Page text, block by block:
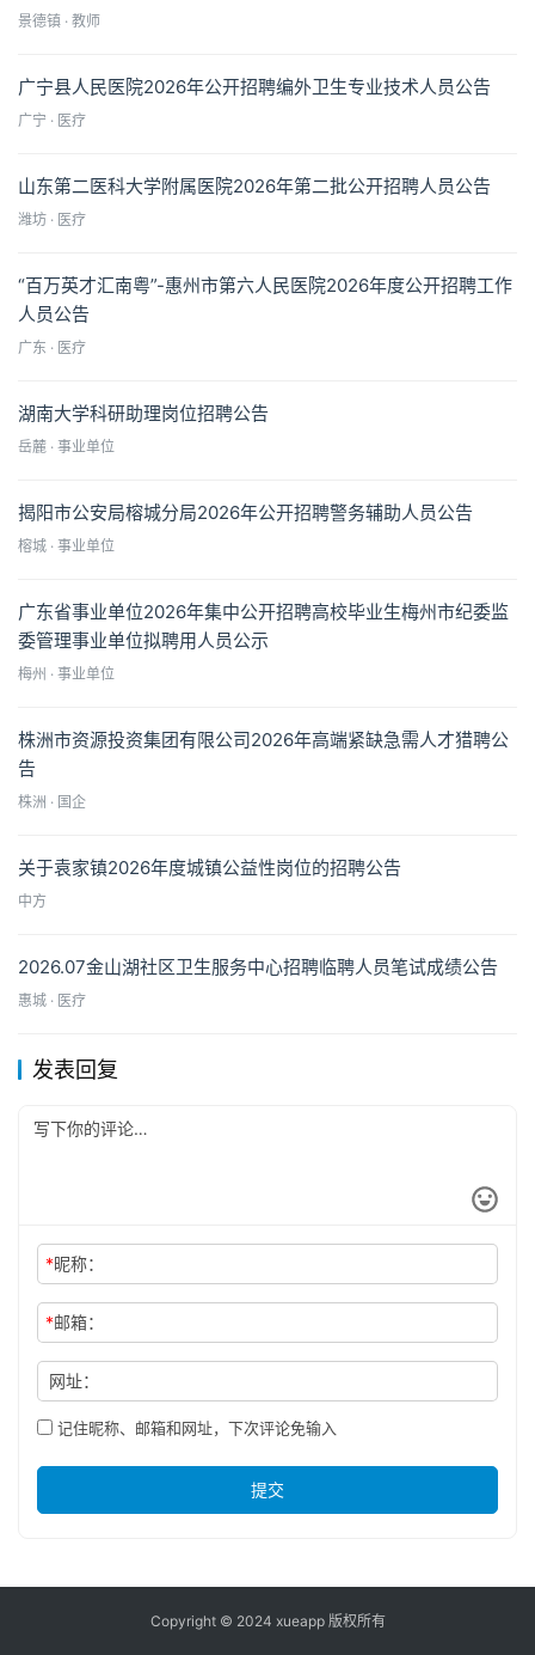
景德镇 · 教师
广宁县人民医院2026年公开招聘编外卫生专业技术人员公告
广宁 · 医疗
山东第二医科大学附属医院2026年第二批公开招聘人员公告
潍坊 · 医疗
“百万英才汇南粤”-惠州市第六人民医院2026年度公开招聘工作
人员公告
广东 · 医疗
湖南大学科研助理岗位招聘公告
岳麓 · 事业单位
揭阳市公安局榕城分局2026年公开招聘警务辅助人员公告
榕城 · 事业单位
广东省事业单位2026年集中公开招聘高校毕业生梅州市纪委监
委管理事业单位拟聘用人员公示
梅州 · 事业单位
株洲市资源投资集团有限公司2026年高端紧缺急需人才猎聘公
告
株洲 · 国企
关于袁家镇2026年度城镇公益性岗位的招聘公告
中方
2026.07金山湖社区卫生服务中心招聘临聘人员笔试成绩公告
惠城 · 医疗
发表回复
*昵称：
*邮箱：
网址：
记住昵称、邮箱和网址，下次评论免输入
提交
Copyright © 2024 xueapp 版权所有